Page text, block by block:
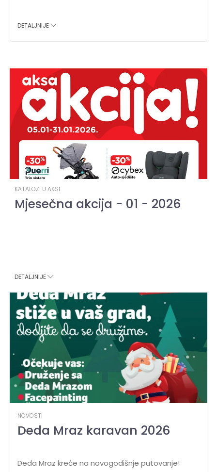
DETALJNIJE
KATALOZI U AKSI
Mjesečna akcija - 01 - 2026
DETALJNIJE
NOVOSTI
Deda Mraz karavan 2026
Deda Mraz kreće na novogodišnje putovanje!